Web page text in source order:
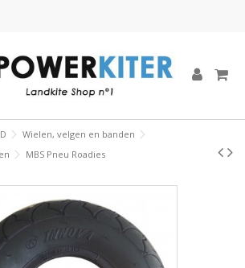
Wielen, velgen en banden
MBS Pneu Roadies